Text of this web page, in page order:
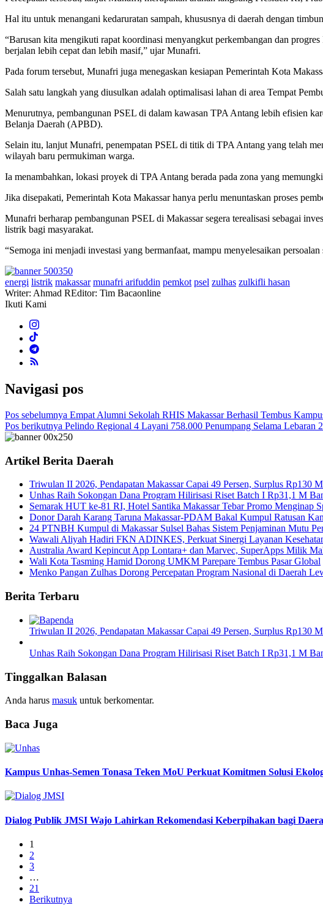
Hal itu untuk menangani kedaruratan sampah, khususnya di daerah dengan
“Barusan kita mengikuti rapat koordinasi menyangkut perkembangan dan
berjalan lebih cepat dan lebih masif,” ujar Munafri.
Pada forum tersebut, Munafri juga menegaskan kesiapan Pemerintah Kota
Salah satu langkah yang diusulkan adalah optimalisasi lahan di area Tempat
Menurutnya, pembangunan PSEL di dalam kawasan TPA Antang lebih efisien
Belanja Daerah (APBD).
Selain itu, lanjut Munafri, penempatan PSEL di titik di TPA Antang yang telah
wilayah baru permukiman warga.
Ia menambahkan, lokasi proyek di TPA Antang berada pada zona yang
Jika disepakati, Pemerintah Kota Makassar hanya perlu menuntaskan proses
Munafri berharap pembangunan PSEL di Makassar segera terealisasi sebagai
listrik bagi masyarakat.
“Semoga ini menjadi investasi yang bermanfaat, mampu menyelesaikan
energi listrik makassar munafri arifuddin pemkot psel zulhas zulkifli hasan
Writer: Ahmad REditor: Tim Bacaonline
Ikuti Kami
Navigasi pos
Pos sebelumnya Empat Alumni Sekolah RHIS Makassar Berhasil Tembus
Pos berikutnya Pelindo Regional 4 Layani 758.000 Penumpang Selama Lebaran
Artikel Berita Daerah
Triwulan II 2026, Pendapatan Makassar Capai 49 Persen, Surplus Rp130
Unhas Raih Sokongan Dana Program Hilirisasi Riset Batch I Rp31,1 M
Semarak HUT ke-81 RI, Hotel Santika Makassar Tebar Promo Menginap
Donor Darah Karang Taruna Makassar-PDAM Bakal Kumpul Ratusan
24 PTNBH Kumpul di Makassar Sulsel Bahas Sistem Penjaminan Mutu
Wawali Aliyah Hadiri FKN ADINKES, Perkuat Sinergi Layanan
Australia Award Kepincut App Lontara+ dan Marvec, SuperApps Milik
Wali Kota Tasming Hamid Dorong UMKM Parepare Tembus Pasar Global
Menko Pangan Zulhas Dorong Percepatan Program Nasional di Daerah
Berita Terbaru
Triwulan II 2026, Pendapatan Makassar Capai 49 Persen, Surplus Rp130
Unhas Raih Sokongan Dana Program Hilirisasi Riset Batch I Rp31,1 M
Tinggalkan Balasan
Anda harus masuk untuk berkomentar.
Baca Juga
Kampus Unhas-Semen Tonasa Teken MoU Perkuat Komitmen Solusi
Dialog Publik JMSI Wajo Lahirkan Rekomendasi Keberpihakan bagi
1
2
3
…
21
Berikutnya